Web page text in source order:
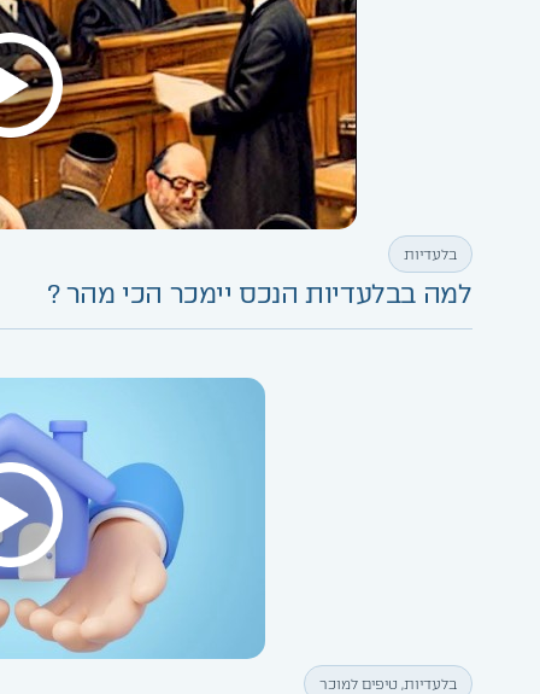
בלעדיות
למה בבלעדיות הנכס יימכר הכי מהר ?
בלעדיות, טיפים למוכר